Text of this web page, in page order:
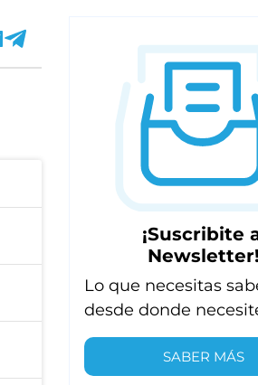
¡Suscribite
Lo que necesitas
desde donde
SABER MÁS